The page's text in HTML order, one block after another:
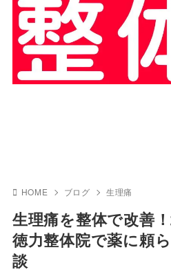
HOME ブログ 生理痛
生理痛を整体で改善
徳力整体院で薬に頼
談